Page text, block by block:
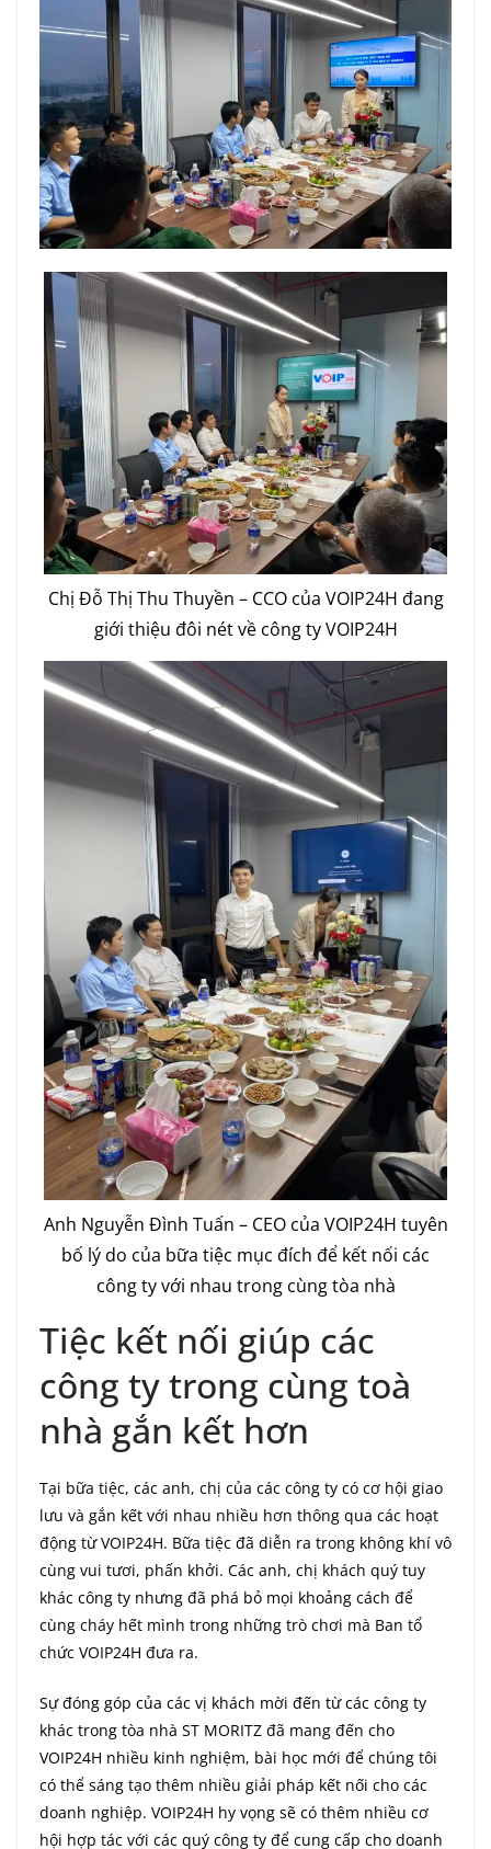
Chị Đỗ Thị Thu Thuyền – CCO của VOIP24H đang
giới thiệu đôi nét về công ty VOIP24H
Anh Nguyễn Đình Tuấn – CEO của VOIP24H tuyên
bố lý do của bữa tiệc mục đích để kết nối các
công ty với nhau trong cùng tòa nhà
Tiệc kết nối giúp các
công ty trong cùng toà
nhà gắn kết hơn
Tại bữa tiệc, các anh, chị của các công ty có cơ hội giao
lưu và gắn kết với nhau nhiều hơn thông qua các hoạt
động từ VOIP24H. Bữa tiệc đã diễn ra trong không khí vô
cùng vui tươi, phấn khởi. Các anh, chị khách quý tuy
khác công ty nhưng đã phá bỏ mọi khoảng cách để
cùng cháy hết mình trong những trò chơi mà Ban tổ
chức VOIP24H đưa ra.
Sự đóng góp của các vị khách mời đến từ các công ty
khác trong tòa nhà ST MORITZ đã mang đến cho
VOIP24H nhiều kinh nghiệm, bài học mới để chúng tôi
có thể sáng tạo thêm nhiều giải pháp kết nối cho các
doanh nghiệp. VOIP24H hy vọng sẽ có thêm nhiều cơ
hội hợp tác với các quý công ty để cung cấp cho doanh